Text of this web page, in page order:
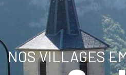
NOS VILLAGES